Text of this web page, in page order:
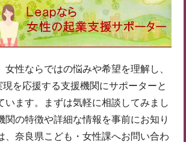
女性ならではの悩みや希望を理解し、
を応援する支援機関にサポーターと
います。まずは気軽に相談してみまし
関の特徴や詳細な情報を事前にお知り
、奈良県こども・女性課へお問い合わ